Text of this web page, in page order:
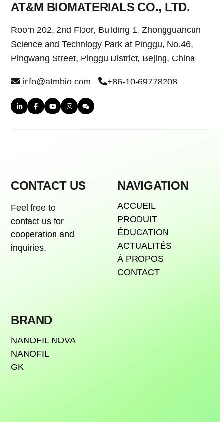
AT&M BIOMATERIALS CO., LTD.
Room 202, 2nd Floor, Building 1, Zhongguancun
Science and Technlogy Park at Pinggu, No.46,
Pingwang Street, Pinggu District, Bejing, China
info@atmbio.com +86-10-69778208
CONTACT US
Feel free to
contact us for
cooperation and
inquiries.
NAVIGATION
ACCUEIL
PRODUIT
ÉDUCATION
ACTUALITÉS
À PROPOS
CONTACT
BRAND
NANOFIL NOVA
NANOFIL
GK